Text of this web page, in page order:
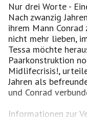
Nur drei Worte -
Nach zwanzig
ihrem Mann
nicht mehr lieben,
Tessa möchte
Paarkonstruktion
Midlifecrisis!,
Jahren als
und Conrad
Informationen zur